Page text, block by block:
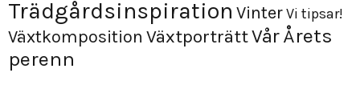
Trädgårdsinspiration VinterVi tipsar!
Växtkomposition VäxtporträttVårÅrets
perenn